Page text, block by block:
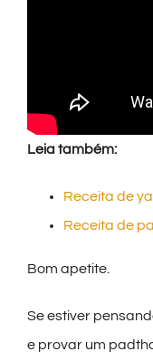
Leia também:
Receita de
Receita de
Bom apetite.
Se estiver
e provar um